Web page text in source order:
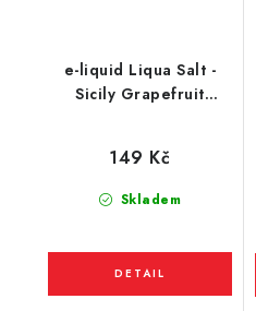
e-liquid Liqua Salt -
Sicily Grapefruit
Skladem
149 Kč